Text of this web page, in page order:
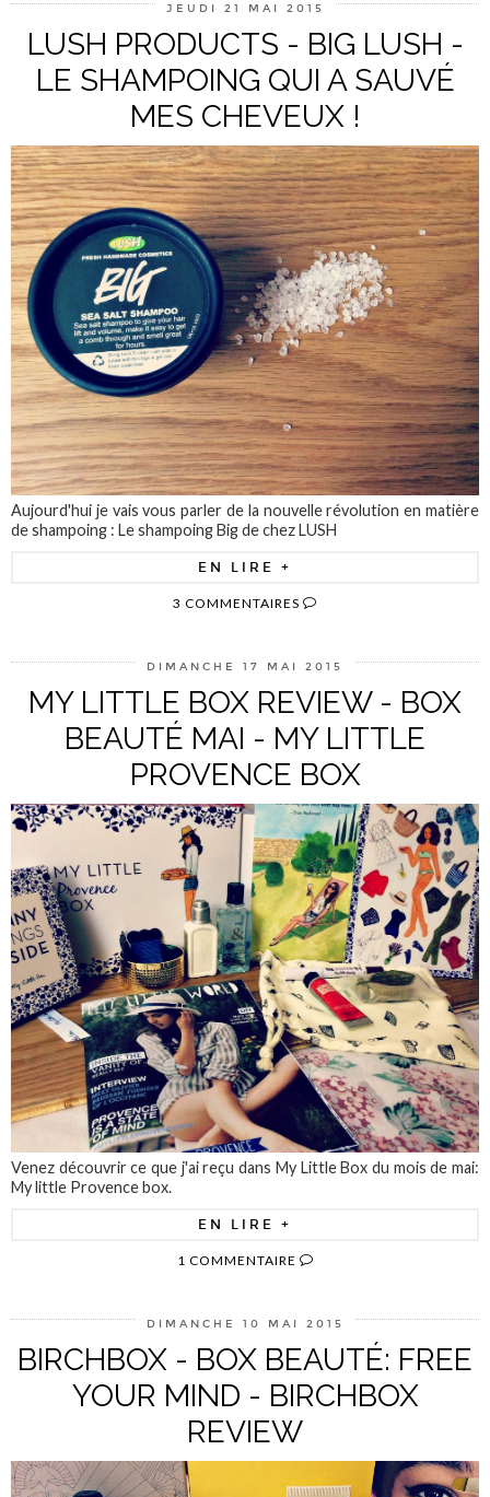
JEUDI 21 MAI 2015
LUSH PRODUCTS - BIG LUSH -
LE SHAMPOING QUI A SAUVÉ
MES CHEVEUX !
Aujourd'hui je vais vous parler de la nouvelle révolution en matière
de shampoing : Le shampoing Big de chez LUSH
EN LIRE +
3 COMMENTAIRES
DIMANCHE 17 MAI 2015
MY LITTLE BOX REVIEW - BOX
BEAUTÉ MAI - MY LITTLE
PROVENCE BOX
Venez découvrir ce que j'ai reçu dans My Little Box du mois de mai:
My little Provence box.
EN LIRE +
1 COMMENTAIRE
DIMANCHE 10 MAI 2015
BIRCHBOX - BOX BEAUTÉ: FREE
YOUR MIND - BIRCHBOX
REVIEW